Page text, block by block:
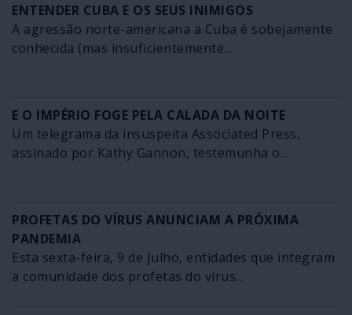
ENTENDER CUBA E OS SEUS INIMIGOS
A agressão norte-americana a Cuba é sobejamente
conhecida (mas insuficientemente...
E O IMPÉRIO FOGE PELA CALADA DA NOITE
Um telegrama da insuspeita Associated Press,
assinado por Kathy Gannon, testemunha o...
PROFETAS DO VÍRUS ANUNCIAM A PRÓXIMA
PANDEMIA
Esta sexta-feira, 9 de Julho, entidades que integram
a comunidade dos profetas do vírus...